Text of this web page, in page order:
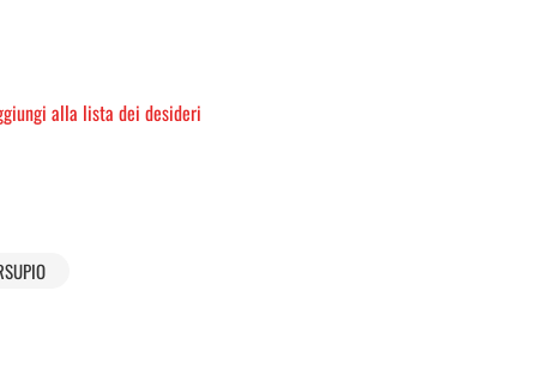
alla lista dei desideri